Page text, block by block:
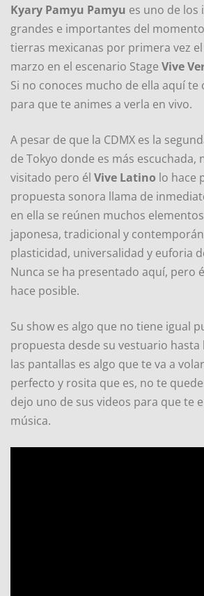
Kyary Pamyu Pamyu es uno de los
grandes e importantes del
tierras mexicanas por primera vez
marzo en el escenario Stage Vive
Si no conoces mucho de ella aquí
para que te animes a verla en vivo.
A pesar de que la CDMX es la
de Tokyo donde es más escuchada,
visitado pero él Vive Latino lo hace
propuesta sonora llama de
en ella se reúnen muchos
japonesa, tradicional y
plasticidad, universalidad y euforia
Nunca se ha presentado aquí, pero
hace posible.
Su show es algo que no tiene igual
propuesta desde su vestuario hasta
las pantallas es algo que te va a
perfecto y rosita que es, no te
dejo uno de sus videos para que te
música.